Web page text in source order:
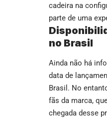
cadeira na
parte de uma
no Brasil
Ainda não há
data de
Brasil. No
fãs da marca,
chegada desse